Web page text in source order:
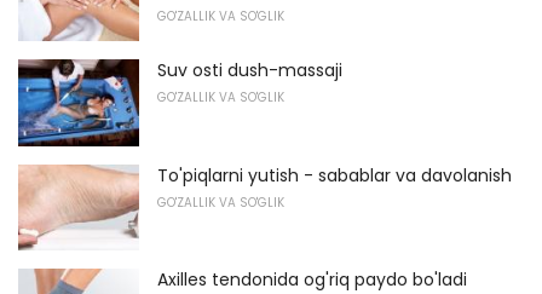
GO'ZALLIK VA SO'GLIK
Suv osti dush-massaji
GO'ZALLIK VA SO'GLIK
To'piqlarni yutish - sabablar va davolanish
GO'ZALLIK VA SO'GLIK
Axilles tendonida og'riq paydo bo'ladi